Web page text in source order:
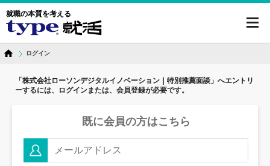
就職の本質を考える
ログイン
「株式会社ローソンデジタルイノベーション｜特別推薦面談」へエントリ
ーするには、ログインまたは、会員登録が必要です。
既に会員の方はこちら